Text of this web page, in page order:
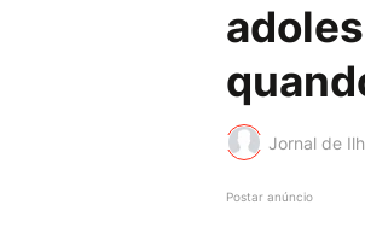
Jornal de
Postar anúncio